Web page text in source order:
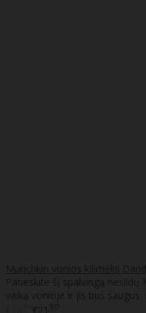
Munchkin vonios kilimėlis
Patieskite šį spalvingą
vaiką vonioje ir jis bus saugus.
€21 90